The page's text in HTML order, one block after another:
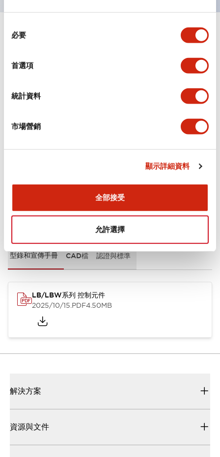
必要
首選項
統計資料
市場營銷
顯示詳細資料
全部接受
允許選擇
規格 顯示全部 +
文件和檔案
型錄和宣傳手冊 CAD檔 認證與標準
LB/LBW系列 控制元件
2025/10/15.PDF4.50MB
解決方案
資源與文件